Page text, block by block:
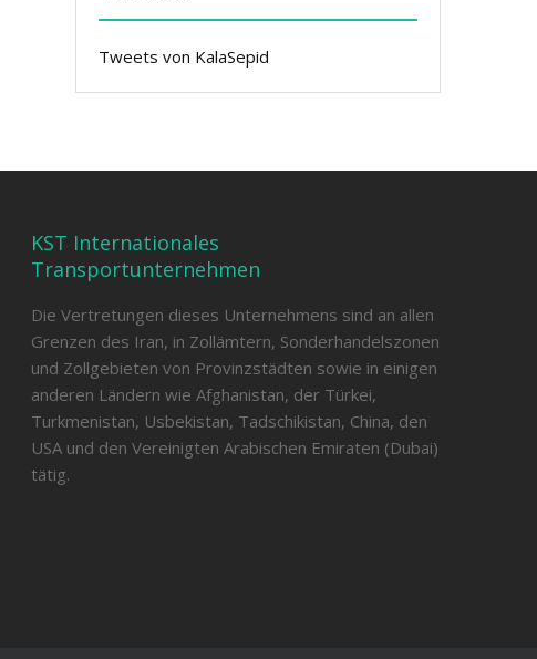
Tweets von KalaSepid
KST Internationales
Transportunternehmen
Die Vertretungen dieses Unternehmens sind an allen
Grenzen des Iran, in Zollämtern, Sonderhandelszonen
und Zollgebieten von Provinzstädten sowie in einigen
anderen Ländern wie Afghanistan, der Türkei,
Turkmenistan, Usbekistan, Tadschikistan, China, den
USA und den Vereinigten Arabischen Emiraten (Dubai)
tätig.